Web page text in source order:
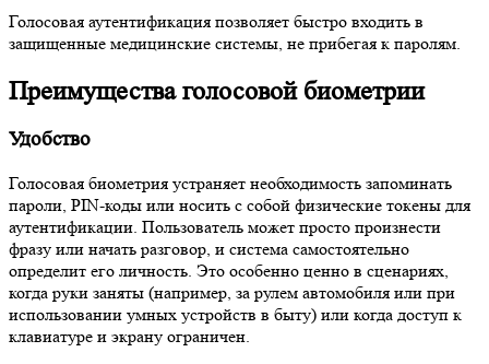
Голосовая аутентификация позволяет быстро входить в
защищенные медицинские системы, не прибегая к паролям.
Преимущества голосовой биометрии
Удобство
Голосовая биометрия устраняет необходимость запоминать
пароли, PIN-коды или носить с собой физические токены для
аутентификации. Пользователь может просто произнести
фразу или начать разговор, и система самостоятельно
определит его личность. Это особенно ценно в сценариях,
когда руки заняты (например, за рулем автомобиля или при
использовании умных устройств в быту) или когда доступ к
клавиатуре и экрану ограничен.